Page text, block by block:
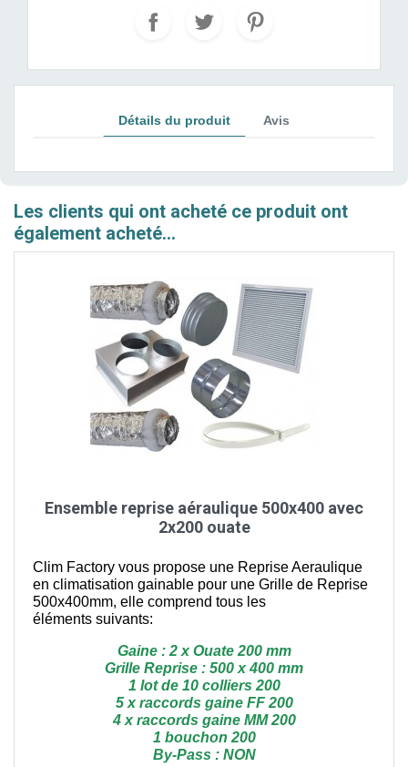
Détails du produit Avis
Les clients qui ont acheté ce produit ont
également acheté...
Ensemble reprise aéraulique 500x400 avec
2x200 ouate
Clim Factory vous propose une Reprise Aeraulique
en climatisation gainable pour une Grille de Reprise
500x400mm, elle comprend tous les
éléments suivants:
Gaine : 2 x Ouate 200 mm
Grille Reprise : 500 x 400 mm
1 lot de 10 colliers 200
5 x raccords gaine FF 200
4 x raccords gaine MM 200
1 bouchon 200
By-Pass : NON